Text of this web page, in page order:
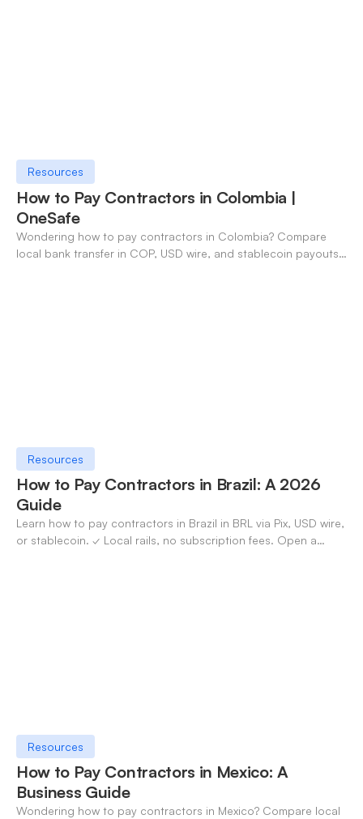
Resources
How to Pay Contractors in Colombia |
OneSafe
Wondering how to pay contractors in Colombia? Compare
local bank transfer in COP, USD wire, and stablecoin payouts.
Resources
How to Pay Contractors in Brazil: A 2026
Guide
Learn how to pay contractors in Brazil in BRL via Pix, USD wire,
or stablecoin. ✓ Local rails, no subscription fees. Open a
Resources
How to Pay Contractors in Mexico: A
Business Guide
Wondering how to pay contractors in Mexico? Compare local